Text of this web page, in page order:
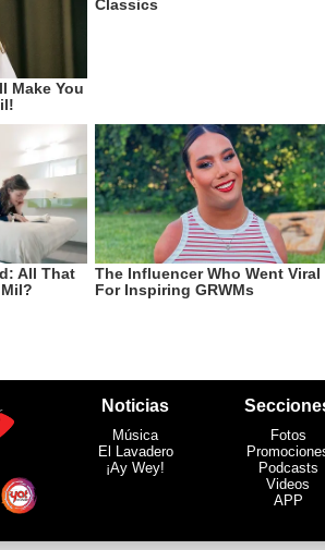
Noticias
Música
El Lavadero
¡Ay Wey!
Fotos
Podcasts
Videos
APP